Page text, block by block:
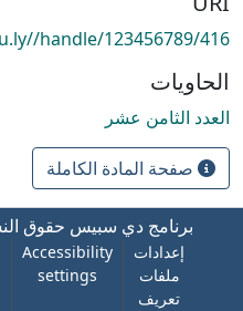
handle/123456789/416
الحاويات
العدد الثامن عشر
صفحة المادة الكاملة
برنامج دي سبيس حقوق النشر ©
إعدادات
ملفات
تعريف
Accessibility
settings